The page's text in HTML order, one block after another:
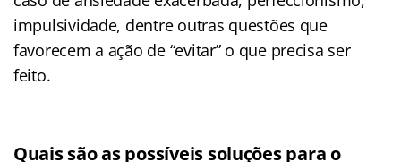
impulsividade, dentre outras questões que
favorecem a ação de “evitar” o que precisa ser
feito.
Quais são as possíveis soluções para o